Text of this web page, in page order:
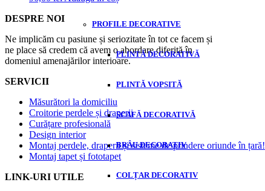
PROFILE DECORATIVE
PLINTĂ DECORATIVĂ
PLINTĂ VOPSITĂ
SCAFĂ DECORATIVĂ
BRÂU DECORATIV
COLȚAR DECORATIV
DESPRE NOI
Ne implicăm cu pasiune și seriozitate în tot ce facem și
ne place să credem că avem o abordare diferită în
domeniul amenajărilor interioare.
SERVICII
Măsurători la domiciliu
Croitorie perdele și draperii
Curățare profesională
Design interior
Montaj perdele, draperii și sisteme de prindere oriunde în țară!
Montaj tapet și fototapet
LINK-URI UTILE